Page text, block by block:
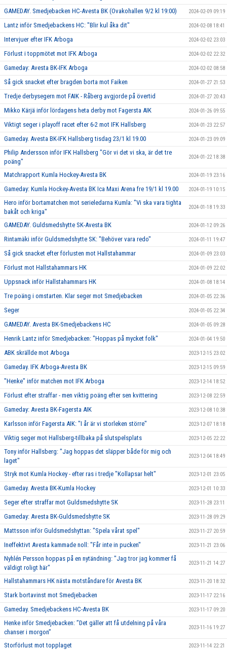
GAMEDAY. Smedjebacken HC-Avesta BK (Ovakohallen 9/2 kl 19:00) 2024-02-09 09:19
Lantz inför Smedjebackens HC: "Blir kul åka dit" 2024-02-08 18:41
Intervjuer efter IFK Arboga 2024-02-02 23:03
Förlust i toppmötet mot IFK Arboga 2024-02-02 22:32
Gameday: Avesta BK-IFK Arboga 2024-02-02 08:58
Så gick snacket efter bragden borta mot Faiken 2024-01-27 21:53
Tredje derbysegern mot FAIK - Råberg avgjorde på övertid 2024-01-27 20:43
Mikko Kärjä inför lördagens heta derby mot Fagersta AIK 2024-01-26 09:55
Viktigt seger i playoff racet efter 6-2 mot IFK Hallsberg 2024-01-23 22:57
Gameday. Avesta BK-IFK Hallsberg tisdag 23/1 kl 19.00 2024-01-23 09:09
Philip Andersson inför IFK Hallsberg "Gör vi det vi ska, är det tre
poäng"
2024-01-22 18:38
Matchrapport Kumla Hockey-Avesta BK 2024-01-19 23:16
Gameday: Kumla Hockey-Avesta BK Ica Maxi Arena fre 19/1 kl 19.00 2024-01-19 10:15
Hero inför bortamatchen mot serieledarna Kumla: "Vi ska vara tighta
bakåt och kriga"
2024-01-18 19:33
GAMEDAY. Guldsmedshytte SK-Avesta BK 2024-01-12 09:26
Rintamäki inför Guldsmedshytte SK: "Behöver vara redo" 2024-01-11 19:47
Så gick snacket efter förlusten mot Hallstahammar 2024-01-09 23:03
Förlust mot Hallstahammars HK 2024-01-09 22:02
Uppsnack inför Hallstahammars HK 2024-01-08 18:14
Tre poäng i omstarten. Klar seger mot Smedjebacken 2024-01-05 22:36
Seger 2024-01-05 22:34
GAMEDAY. Avesta BK-Smedjebackens HC 2024-01-05 09:28
Henrik Lantz inför Smedjebacken: "Hoppas på mycket folk" 2024-01-04 19:50
ABK skrällde mot Arboga 2023-12-15 23:02
Gameday. IFK Arboga-Avesta BK 2023-12-15 09:59
"Henke" inför matchen mot IFK Arboga 2023-12-14 18:52
Förlust efter straffar - men viktig poäng efter sen kvittering 2023-12-08 22:59
Gameday: Avesta BK-Fagersta AIK 2023-12-08 10:38
Karlsson inför Fagersta AIK: "I år är vi storleken större" 2023-12-07 18:18
Viktig seger mot Hallsberg-tillbaka på slutspelsplats 2023-12-05 22:22
Tony inför Hallsberg: "Jag hoppas det släpper både för mig och
laget"
2023-12-04 18:49
Stryk mot Kumla Hockey - efter ras i tredje "Kollapsar helt" 2023-12-01 23:05
Gameday. Avesta BK-Kumla Hockey 2023-12-01 10:33
Seger efter straffar mot Guldsmedshytte SK 2023-11-28 23:11
Gameday: Avesta BK-Guldsmedshytte SK 2023-11-28 09:29
Mattsson inför Guldsmedshyttan: "Spela vårat spel" 2023-11-27 20:59
Ineffektivt Avesta kammade noll: "Får inte in pucken" 2023-11-21 23:06
Nyhlén Persson hoppas på en nytändning: "Jag tror jag kommer få
väldigt roligt här"
2023-11-21 14:27
Hallstahammars HK nästa motståndare för Avesta BK 2023-11-20 18:32
Stark bortavinst mot Smedjebacken 2023-11-17 22:16
Gameday. Smedjebackens HC-Avesta BK 2023-11-17 09:20
Henke inför Smedjebacken: ”Det gäller att få utdelning på våra
chanser i morgon”
2023-11-16 19:27
Storförlust mot topplaget 2023-11-14 22:21